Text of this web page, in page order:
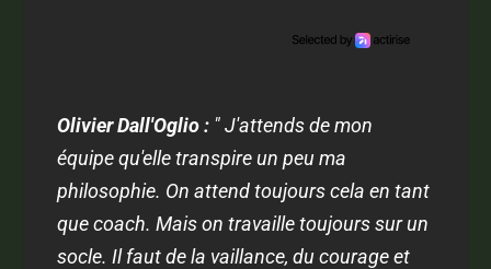
Olivier Dall'Oglio : " J'attends de mon
équipe qu'elle transpire un peu ma
philosophie. On attend toujours cela en tant
que coach. Mais on travaille toujours sur un
socle. Il faut de la vaillance, du courage et